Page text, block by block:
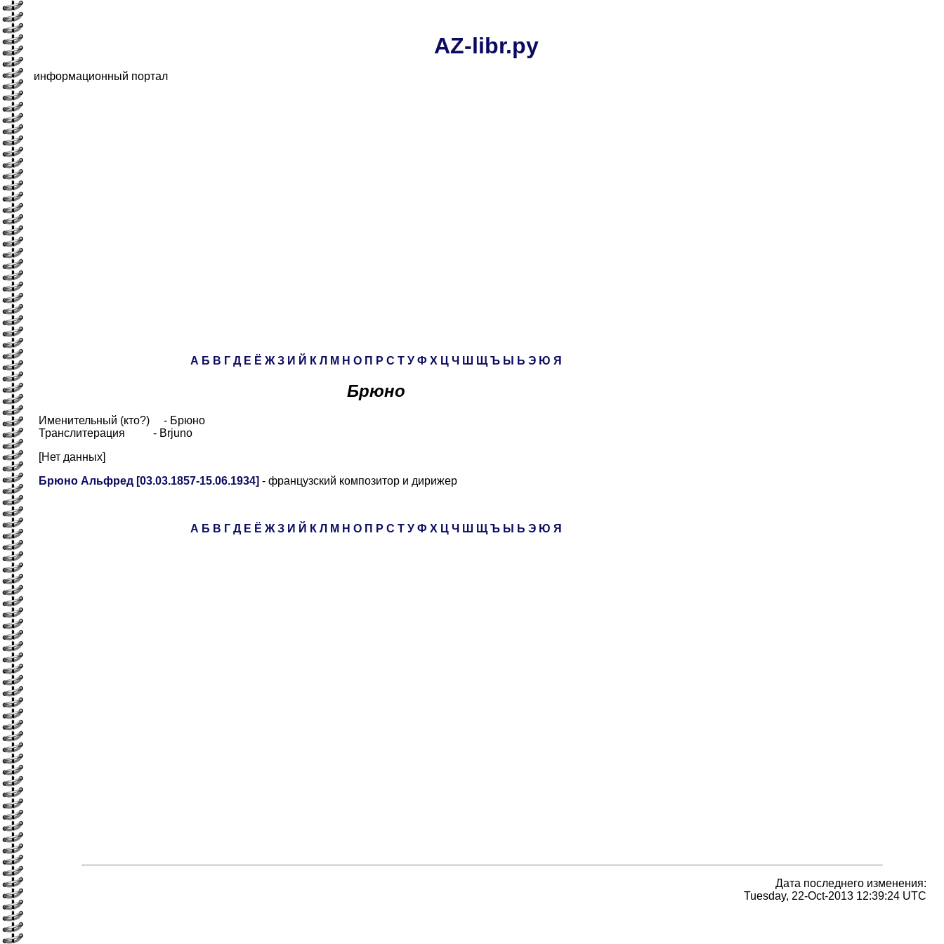
AZ-libr.ру
информационный портал
А Б В Г Д Е Ё Ж З И Й К Л М Н О П Р С Т У Ф Х Ц Ч Ш Щ Ъ Ы Ь Э Ю Я
Брюно
Именительный (кто?) - Брюно
Транслитерация - Brjuno
[Нет данных]
Брюно Альфред [03.03.1857-15.06.1934] - французский композитор и дирижер
А Б В Г Д Е Ё Ж З И Й К Л М Н О П Р С Т У Ф Х Ц Ч Ш Щ Ъ Ы Ь Э Ю Я
Дата последнего изменения:
Tuesday, 22-Oct-2013 12:39:24 UTC